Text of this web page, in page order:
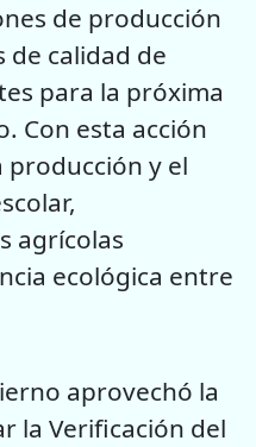
de producción
calidad de
para la próxima
Con esta acción
y el
agrícolas
ecológica entre
aprovechó la
la Verificación del